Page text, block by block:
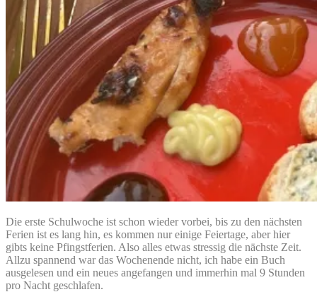
Die erste Schulwoche ist schon wieder vorbei, bis zu den nächsten
Ferien ist es lang hin, es kommen nur einige Feiertage, aber hier
gibts keine Pfingstferien. Also alles etwas stressig die nächste Zeit.
Allzu spannend war das Wochenende nicht, ich habe ein Buch
ausgelesen und ein neues angefangen und immerhin mal 9 Stunden
pro Nacht geschlafen.